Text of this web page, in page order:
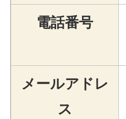
電話番号
メールアドレ
ス